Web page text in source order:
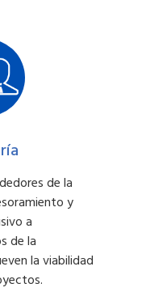
de la
y
a
de la
la viabilidad